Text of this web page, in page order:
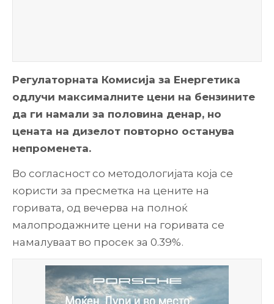
Регулаторната Комисија за Енергетика
одлучи максималните цени на бензините
да ги намали за половина денар, но
цената на дизелот повторно останува
непроменета.
Во согласност со методологијата која се
користи за пресметка на цените на
горивата, од вечерва на полноќ
малопродажните цени на горивата се
намалуваат во просек за 0.39%.